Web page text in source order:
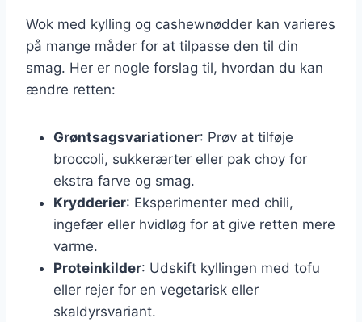
Wok med kylling og cashewnødder kan varieres
på mange måder for at tilpasse den til din
smag. Her er nogle forslag til, hvordan du kan
ændre retten:
Grøntsagsvariationer: Prøv at tilføje
broccoli, sukkerærter eller pak choy for
ekstra farve og smag.
Krydderier: Eksperimenter med chili,
ingefær eller hvidløg for at give retten mere
varme.
Proteinkilder: Udskift kyllingen med tofu
eller rejer for en vegetarisk eller
skaldyrsvariant.